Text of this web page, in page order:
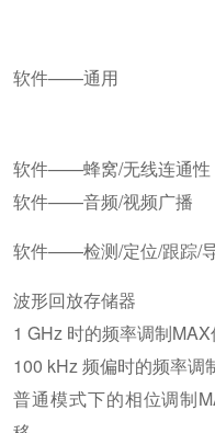
软件——通用
软件——蜂窝/无线连通性
软件——音频/视频广播
软件——检测/定位/跟踪/
波形回放存储器
1 GHz 时的频率调制MAX
100 kHz 频偏时的频率调
普通模式下的相位调制